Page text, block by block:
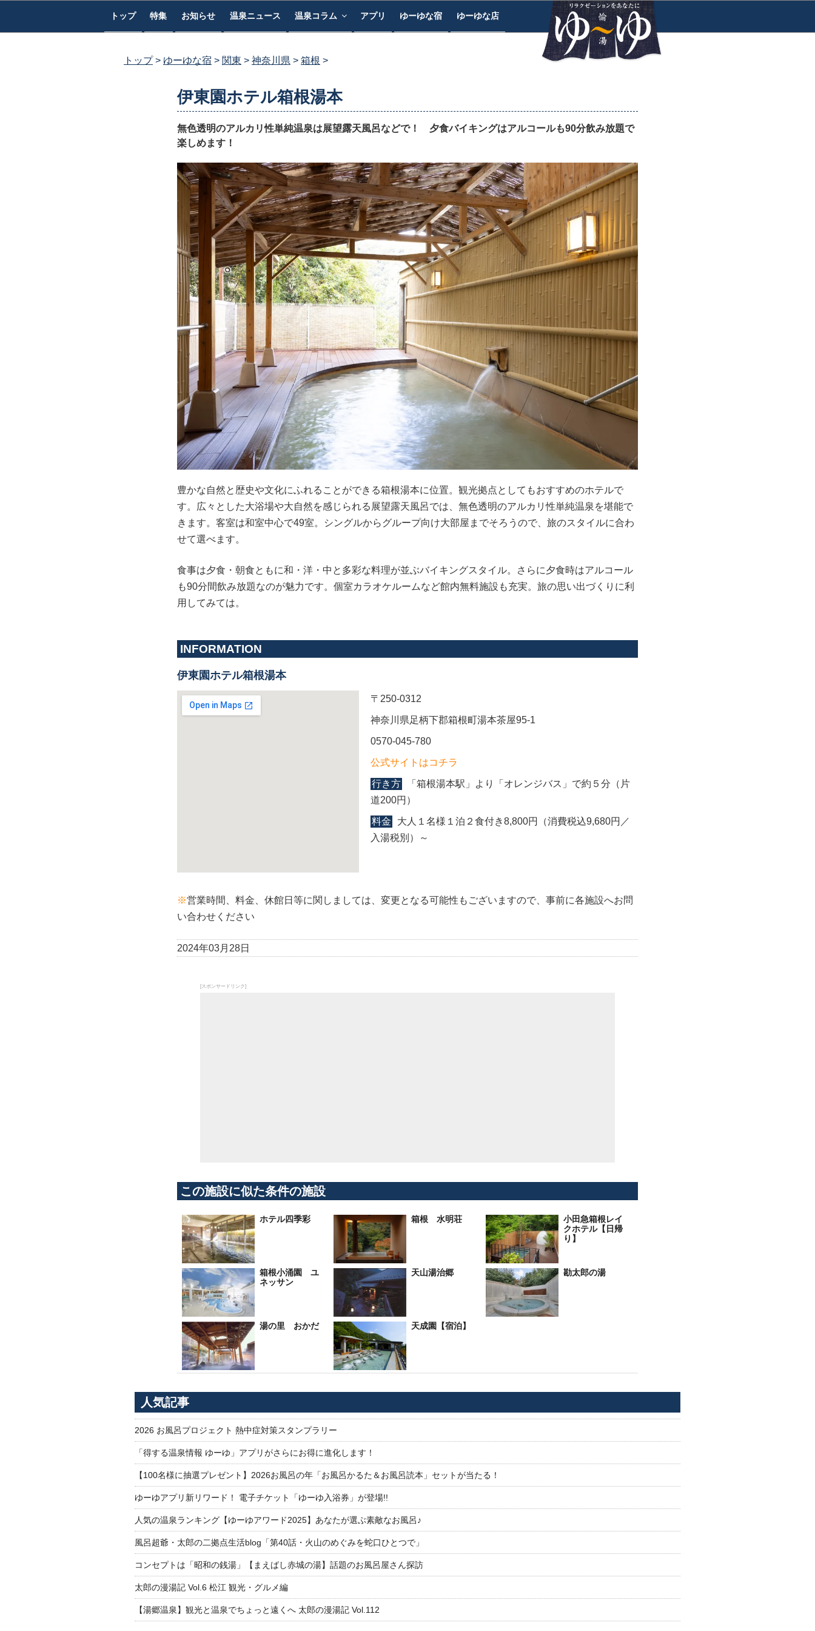
トップ 特集 お知らせ 温泉ニュース 温泉コラム アプリ ゆーゆな宿 ゆーゆな店
トップ ゆーゆな宿 関東 神奈川県 箱根
伊東園ホテル箱根湯本
無色透明のアルカリ性単純温泉は展望露天風呂などで！ 夕食バイキングはアルコールも90分飲み放題で
楽しめます！
豊かな自然と歴史や文化にふれることができる箱根湯本に位置。観光拠点としてもおすすめのホテルで
す。広々とした大浴場や大自然を感じられる展望露天風呂では、無色透明のアルカリ性単純温泉を堪能で
きます。客室は和室中心で49室。シングルからグループ向け大部屋までそろうので、旅のスタイルに合わ
せて選べます。
食事は夕食・朝食ともに和・洋・中と多彩な料理が並ぶバイキングスタイル。さらに夕食時はアルコール
も90分間飲み放題なのが魅力です。個室カラオケルームなど館内無料施設も充実。旅の思い出づくりに利
用してみては。
INFORMATION
伊東園ホテル箱根湯本
〒250-0312
神奈川県足柄下郡箱根町湯本茶屋95-1
0570-045-780
公式サイトはコチラ
行き方
「箱根湯本駅」より「オレンジバス」で約５分（片
道200円）
料金
大人１名様１泊２食付き8,800円（消費税込9,680円／
入湯税別）～
※営業時間、料金、休館日等に関しましては、変更となる可能性もございますので、事前に各施設へお問
い合わせください
2024年03月28日
[スポンサードリンク]
この施設に似た条件の施設
ホテル四季彩 箱根 水明荘
小田急箱根レイ
クホテル【日帰
り】
箱根小涌園 ユ
ネッサン
天山湯治郷 勘太郎の湯
湯の里 おかだ 天成園【宿泊】
人気記事
2026 お風呂プロジェクト 熱中症対策スタンプラリー
「得する温泉情報 ゆーゆ」アプリがさらにお得に進化します！
【100名様に抽選プレゼント】2026お風呂の年「お風呂かるた＆お風呂読本」セットが当たる！
ゆーゆアプリ新リワード！ 電子チケット「ゆーゆ入浴券」が登場!!
人気の温泉ランキング【ゆーゆアワード2025】あなたが選ぶ素敵なお風呂♪
風呂超爺・太郎の二拠点生活blog「第40話・火山のめぐみを蛇口ひとつで」
コンセプトは「昭和の銭湯」【まえばし赤城の湯】話題のお風呂屋さん探訪
太郎の漫湯記 Vol.6 松江 観光・グルメ編
【湯郷温泉】観光と温泉でちょっと遠くへ 太郎の漫湯記 Vol.112